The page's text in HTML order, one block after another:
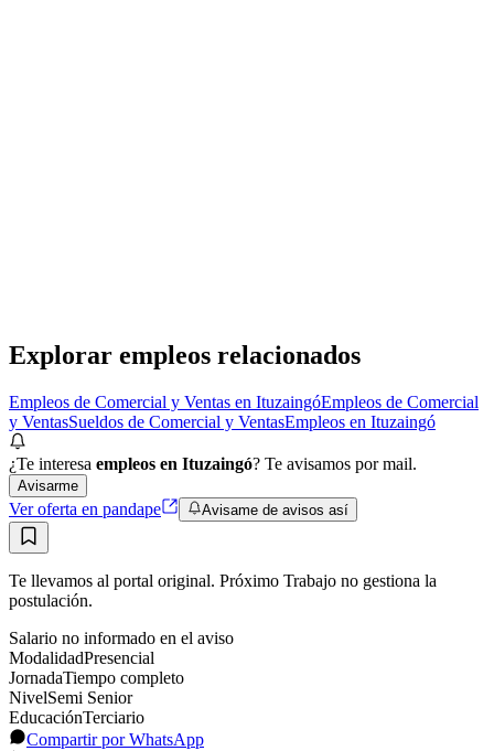
Explorar empleos relacionados
Empleos de Comercial y Ventas en ItuzaingóEmpleos de Comercial
y VentasSueldos de Comercial y VentasEmpleos en Ituzaingó
¿Te interesa empleos en Ituzaingó? Te avisamos por mail.
Avisarme
Ver oferta en pandape Avisame de avisos así
Te llevamos al portal original. Próximo Trabajo no gestiona la
postulación.
Salario no informado en el aviso
ModalidadPresencial
JornadaTiempo completo
NivelSemi Senior
EducaciónTerciario
Compartir por WhatsApp